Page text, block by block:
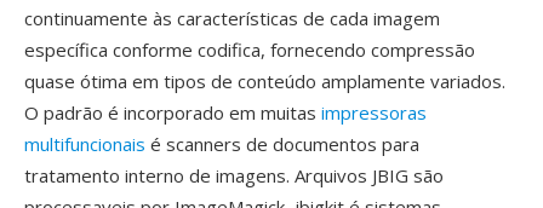
continuamente às características de cada imagem
específica conforme codifica, fornecendo compressão
quase ótima em tipos de conteúdo amplamente variados.
O padrão é incorporado em muitas impressoras
multifuncionais é scanners de documentos para
tratamento interno de imagens. Arquivos JBIG são